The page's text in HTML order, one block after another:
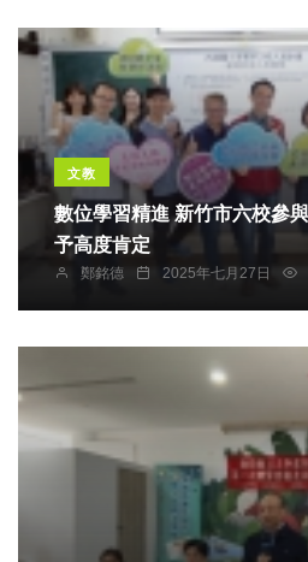
文教
數位學習精進 新竹市六校參與手把手計畫 學者給
予高度肯定
鄭銘德 2025年七月27日